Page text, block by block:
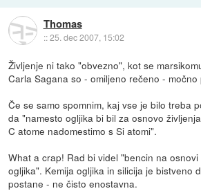
Thomas
::25. dec 2007, 15:02
Življenje ni tako "obvezno", kot se
Carla Sagana so - omiljeno rečeno - močno
Če se samo spomnim, kaj vse je bilo treba
da "namesto ogljika bi bil za osnovo
C atome nadomestimo s Si atomi".
What a crap! Rad bi videl "bencin na osnovi
ogljika". Kemija ogljika in silicija je bistveno
postane - ne čisto enostavna.